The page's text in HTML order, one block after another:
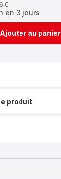
€
en 3 jours
Ajouter au panier
produit